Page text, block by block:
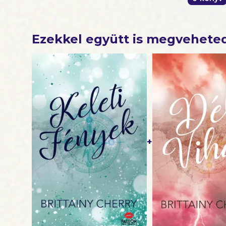
Ezekkel együtt is
+